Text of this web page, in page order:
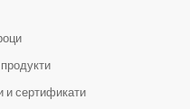
и сертификати